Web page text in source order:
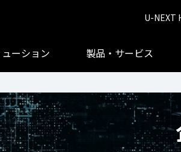
ーション 製品・サービス
U-NEXT